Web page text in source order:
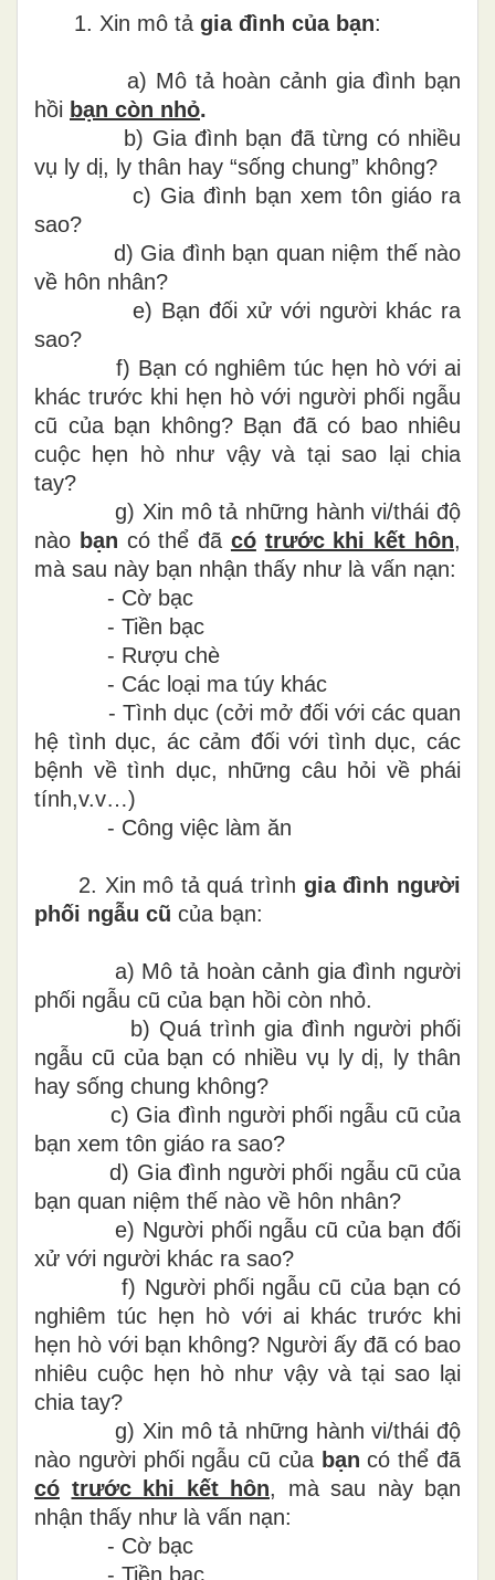
1. Xin mô tả gia đình của bạn:
a) Mô tả hoàn cảnh gia đình bạn
hồi bạn còn nhỏ.
b) Gia đình bạn đã từng có nhiều
vụ ly dị, ly thân hay “sống chung” không?
c) Gia đình bạn xem tôn giáo ra
sao?
d) Gia đình bạn quan niệm thế nào
về hôn nhân?
e) Bạn đối xử với người khác ra
sao?
f) Bạn có nghiêm túc hẹn hò với ai
khác trước khi hẹn hò với người phối ngẫu
cũ của bạn không? Bạn đã có bao nhiêu
cuộc hẹn hò như vậy và tại sao lại chia
tay?
g) Xin mô tả những hành vi/thái độ
nào bạn có thể đã có trước khi kết hôn,
mà sau này bạn nhận thấy như là vấn nạn:
- Cờ bạc
- Tiền bạc
- Rượu chè
- Các loại ma túy khác
- Tình dục (cởi mở đối với các quan
hệ tình dục, ác cảm đối với tình dục, các
bệnh về tình dục, những câu hỏi về phái
tính,v.v…)
- Công việc làm ăn
2. Xin mô tả quá trình gia đình người
phối ngẫu cũ của bạn:
a) Mô tả hoàn cảnh gia đình người
phối ngẫu cũ của bạn hồi còn nhỏ.
b) Quá trình gia đình người phối
ngẫu cũ của bạn có nhiều vụ ly dị, ly thân
hay sống chung không?
c) Gia đình người phối ngẫu cũ của
bạn xem tôn giáo ra sao?
d) Gia đình người phối ngẫu cũ của
bạn quan niệm thế nào về hôn nhân?
e) Người phối ngẫu cũ của bạn đối
xử với người khác ra sao?
f) Người phối ngẫu cũ của bạn có
nghiêm túc hẹn hò với ai khác trước khi
hẹn hò với bạn không? Người ấy đã có bao
nhiêu cuộc hẹn hò như vậy và tại sao lại
chia tay?
g) Xin mô tả những hành vi/thái độ
nào người phối ngẫu cũ của bạn có thể đã
có trước khi kết hôn, mà sau này bạn
nhận thấy như là vấn nạn:
- Cờ bạc
- Tiền bạc